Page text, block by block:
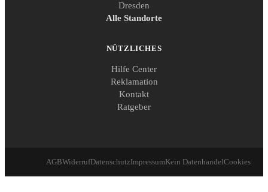
Dresden
Alle Standorte
NÜTZLICHES
Hilfe Center
Reklamation
Kontakt
Ratgeber
AGBWiderrufDatenschutzImpressumKein DatenhandelCookies